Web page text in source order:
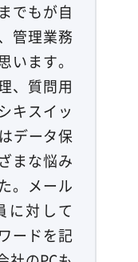
でもが自
管理業務
います。
、質問用
キスイッ
データ保
まな悩み
。メール
に対して
ードを記